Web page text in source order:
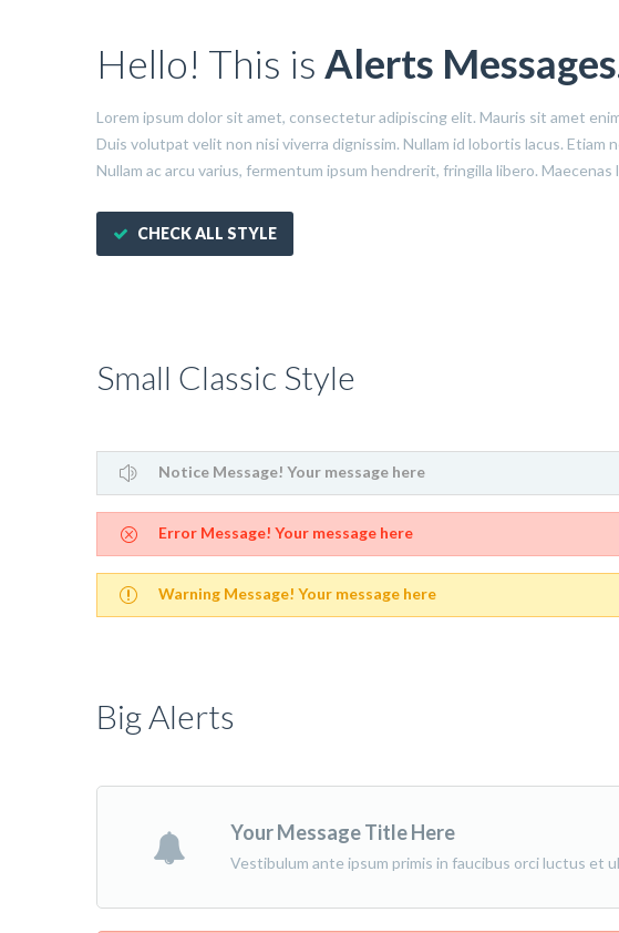
Hello! This is Alerts
Lorem ipsum dolor sit amet, consectetur adipiscing elit. Mauris sit amet
Duis volutpat velit non nisi viverra dignissim. Nullam id lobortis lacus.
Nullam ac arcu varius, fermentum ipsum hendrerit, fringilla libero.
CHECK ALL STYLE
Small Classic Style
Notice Message! Your message here
Error Message! Your message here
Warning Message! Your message here
Big Alerts
Your Message Title Here
Vestibulum ante ipsum primis in faucibus orci luctus et